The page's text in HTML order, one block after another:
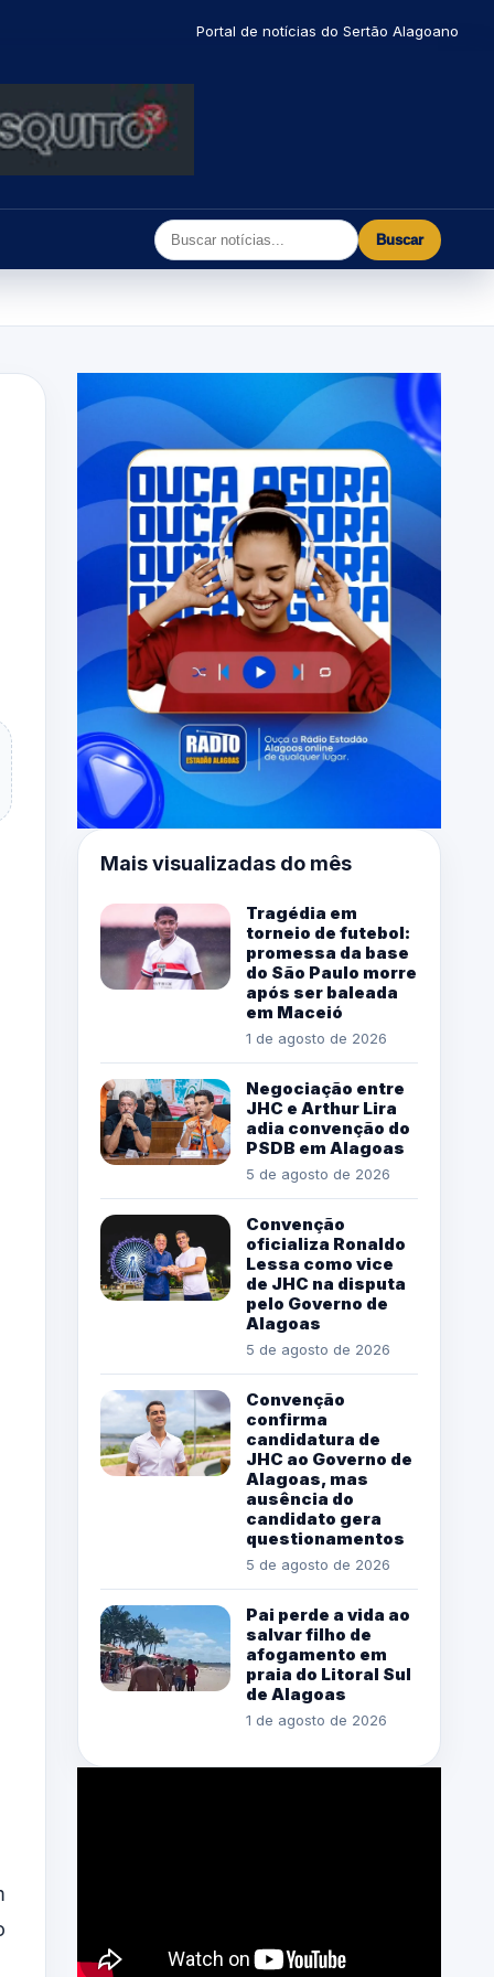
Portal de notícias do Sertão Alagoano
Buscar
Mais visualizadas do mês
Tragédia em
torneio de futebol:
promessa da base
do São Paulo morre
após ser baleada
em Maceió
1 de agosto de 2026
Negociação entre
JHC e Arthur Lira
adia convenção do
PSDB em Alagoas
5 de agosto de 2026
Convenção
oficializa Ronaldo
Lessa como vice
de JHC na disputa
pelo Governo de
Alagoas
5 de agosto de 2026
Convenção
confirma
candidatura de
JHC ao Governo de
Alagoas, mas
ausência do
candidato gera
questionamentos
5 de agosto de 2026
Pai perde a vida ao
salvar filho de
afogamento em
praia do Litoral Sul
de Alagoas
1 de agosto de 2026